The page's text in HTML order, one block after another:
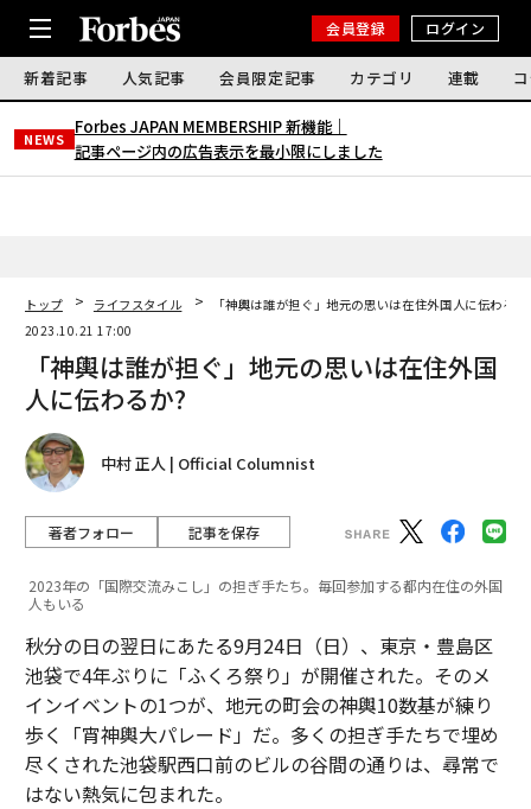
会員登録 ログイン
新着記事 人気記事 会員限定記事 カテゴリ 連載
NEWS
Forbes JAPAN MEMBERSHIP 新機能｜
記事ページ内の広告表示を最小限にしました
トップ ライフスタイル
「神輿は誰が担ぐ」地元の思いは在住外国人に伝わる
2023.10.21 17:00
「神輿は誰が担ぐ」地元の思いは在住外国
人に伝わるか?
中村 正人 | Official Columnist
著者フォロー 記事を保存
2023年の「国際交流みこし」の担ぎ手たち。毎回参加する都内在住の外国
人もいる
秋分の日の翌日にあたる9月24日（日）、東京・豊島区
池袋で4年ぶりに「ふくろ祭り」が開催された。そのメ
インイベントの1つが、地元の町会の神輿10数基が練り
歩く「宵神輿大パレード」だ。多くの担ぎ手たちで埋め
尽くされた池袋駅西口前のビルの谷間の通りは、尋常で
はない熱気に包まれた。